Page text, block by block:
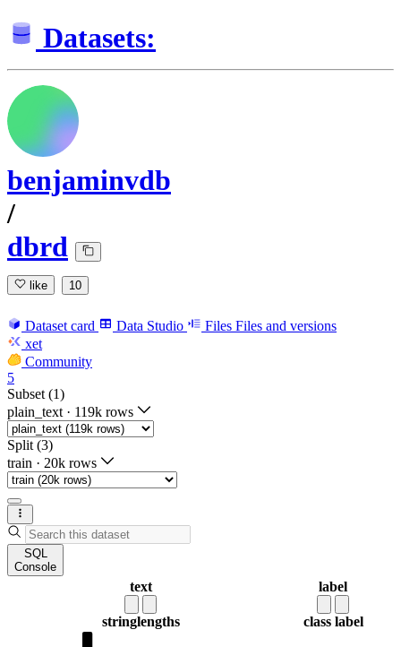
Datasets:
benjaminvdb
/
dbrd
like 10
Dataset card Data Studio Files Files and versions
xet
Community
5
Subset (1)
plain_text · 119k rows
Split (3)
train · 20k rows
SQL
Console
text
stringlengths
label
class label